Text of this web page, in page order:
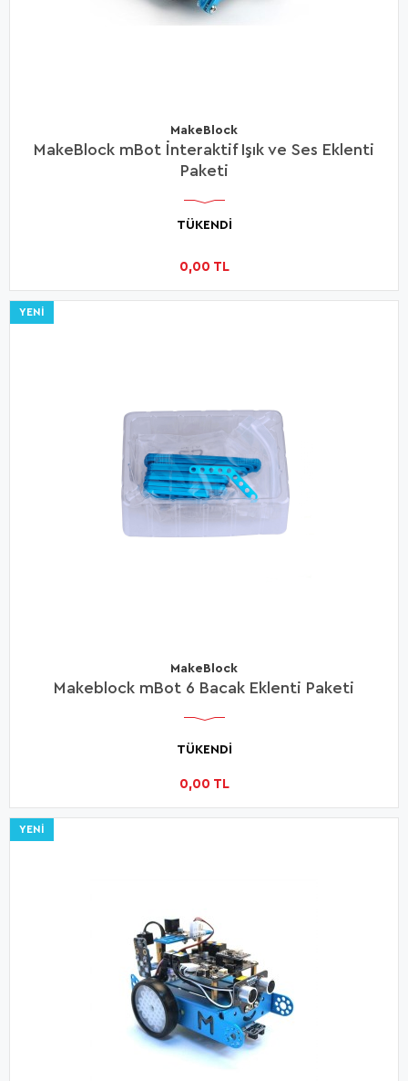
MakeBlock
MakeBlock mBot İnteraktif Işık ve Ses Eklenti
Paketi
0,00 TL
TÜKENDİ
YENI
MakeBlock
Makeblock mBot 6 Bacak Eklenti Paketi
0,00 TL
TÜKENDİ
YENI